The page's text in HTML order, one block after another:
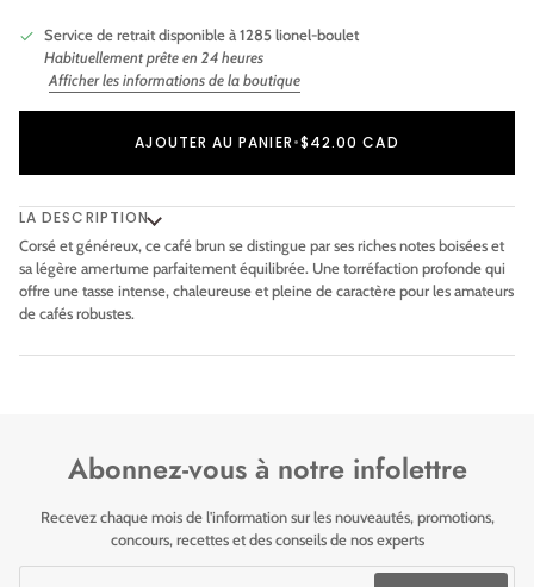
Service de retrait disponible à1285 lionel-boulet
Habituellement prête en 24 heures
Afficher les informations de la boutique
AJOUTER AU PANIER•$42.00 CAD
LA DESCRIPTION
Corsé et généreux, ce café brun se distingue par ses riches notes boisées et
sa légère amertume parfaitement équilibrée. Une torréfaction profonde qui
offre une tasse intense, chaleureuse et pleine de caractère pour les amateurs
de cafés robustes.
Abonnez-vous à notre infolettre
Recevez chaque mois de l'information sur les nouveautés, promotions,
concours, recettes et des conseils de nos experts